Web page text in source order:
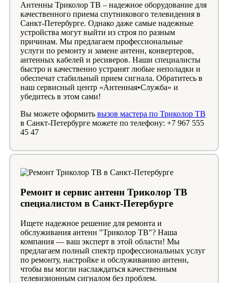
Антенны Триколор ТВ – надежное оборудование для
качественного приема спутникового телевидения в
Санкт-Петербурге. Однако даже самые надежные
устройства могут выйти из строя по разным
причинам. Мы предлагаем профессиональные
услуги по ремонту и замене антенн, конвертеров,
антенных кабелей и ресиверов. Наши специалисты
быстро и качественно устранят любые неполадки и
обеспечат стабильный прием сигнала. Обратитесь в
наш сервисный центр «Антенная•Служба» и
убедитесь в этом сами!
Вы можете оформить вызов мастера по Триколор ТВ
в Санкт-Петербурге можете по телефону: +7 967 555
45 47
Ремонт и сервис антенн Триколор ТВ
специалистом в Санкт-Петербурге
Ищете надежное решение для ремонта и
обслуживания антенн "Триколор ТВ"? Наша
компания — ваш эксперт в этой области! Мы
предлагаем полный спектр профессиональных услуг
по ремонту, настройке и обслуживанию антенн,
чтобы вы могли наслаждаться качественным
телевизионным сигналом без проблем.